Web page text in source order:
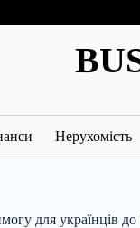
Нерухомість
для українців